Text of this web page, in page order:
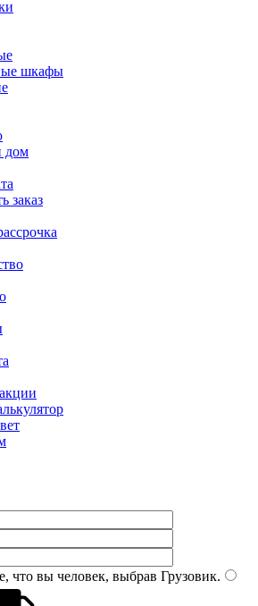
шкафы
дом
заказ
что вы человек, выбрав Грузовик.